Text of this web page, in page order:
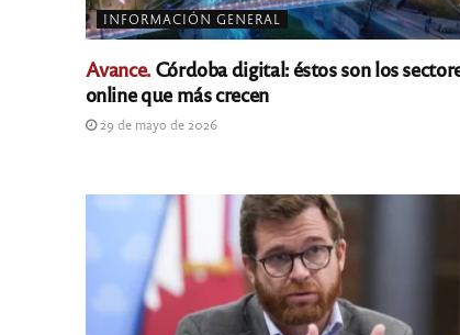
INFORMACIÓN GENERAL
Avance.Córdoba digital: éstos son los
online que más crecen
29 de mayo de 2026